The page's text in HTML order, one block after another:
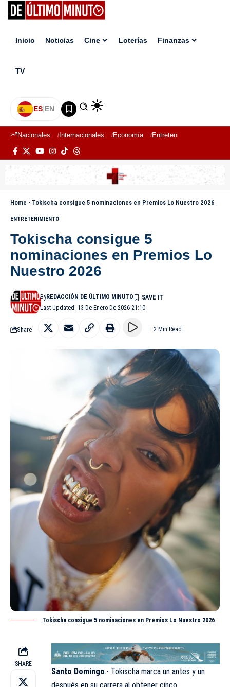
Inicio Noticias Cine Loterías Finanzas
TV
ES|EN
Nacionales Internacionales Economía Entretenimiento
Home - Tokischa consigue 5 nominaciones en Premios Lo Nuestro 2026
ENTRETENIMIENTO
Tokischa consigue 5
nominaciones en Premios Lo
Nuestro 2026
Last Updated: 13 De Enero De 2026 21:10
ByREDACCIÓN DE ÚLTIMO MINUTO
Share 2 Min Read
Tokischa consigue 5 nominaciones en Premios Lo Nuestro 2026
SHARE
Santo Domingo.- Tokischa marca un antes y un